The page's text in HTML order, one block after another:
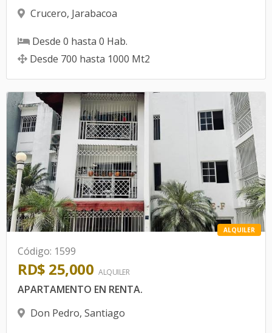
Crucero, Jarabacoa
Desde 0 hasta 0 Hab.
Desde 700 hasta 1000 Mt2
ALQUILER
Código: 1599
RD$ 25,000 ALQUILER
APARTAMENTO EN RENTA.
Don Pedro, Santiago